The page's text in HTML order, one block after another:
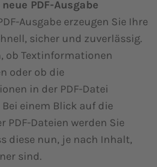
PDF-Ausgabe
Ausgabe erzeugen Sie Ihre
sicher und zuverlässig.
ob Textinformationen
oder ob die
in der PDF-Datei
einem Blick auf die
PDF-Dateien werden Sie
diese nun, je nach Inhalt,
sind.